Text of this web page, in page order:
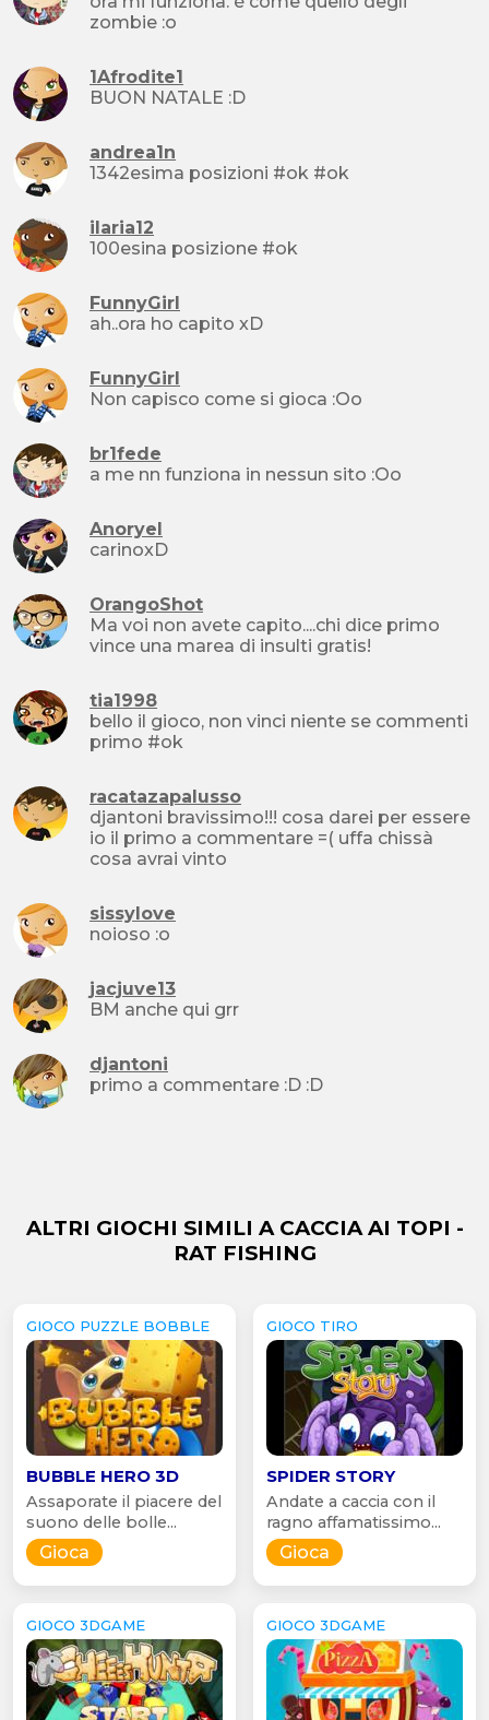
zombie :o
1Afrodite1
BUON NATALE :D
andrea1n
1342esima posizioni #ok #ok
ilaria12
100esina posizione #ok
FunnyGirl
ah..ora ho capito xD
FunnyGirl
Non capisco come si gioca :Oo
br1fede
a me nn funziona in nessun sito :Oo
Anoryel
carinoxD
OrangoShot
Ma voi non avete capito....chi dice primo
vince una marea di insulti gratis!
tia1998
bello il gioco, non vinci niente se commenti
primo #ok
racatazapalusso
djantoni bravissimo!!! cosa darei per essere
io il primo a commentare =( uffa chissà
cosa avrai vinto
sissylove
noioso :o
jacjuve13
BM anche qui grr
djantoni
primo a commentare :D :D
ALTRI GIOCHI SIMILI A CACCIA AI TOPI -
RAT FISHING
GIOCO PUZZLE BOBBLE
BUBBLE HERO 3D
Assaporate il piacere del
suono delle bolle...
Gioca
GIOCO TIRO
SPIDER STORY
Andate a caccia con il
ragno affamatissimo...
Gioca
GIOCO 3DGAME GIOCO 3DGAME